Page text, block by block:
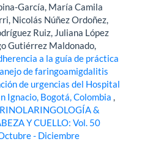
García, María Camila
Nicolás Núñez Ordoñez,
Ruiz, Juliana López
Gutiérrez Maldonado,
a la guía de práctica
de faringoamigdalitis
de urgencias del Hospital
Ignacio, Bogotá, Colombia,
&
Y CUELLO: Vol. 50
- Diciembre